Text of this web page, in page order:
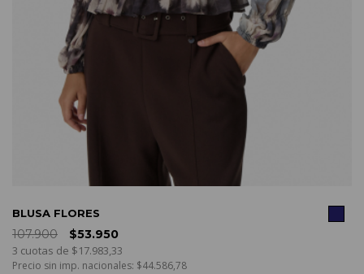
BLUSA FLORES
107.900
$53.950
3 cuotas de $17.983,33
Precio sin imp. nacionales: $44.586,78